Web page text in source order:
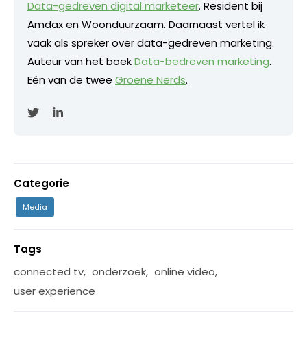
Data-gedreven digital marketeer. Resident bij
Amdax en Woonduurzaam. Daarnaast vertel ik
vaak als spreker over data-gedreven marketing.
Auteur van het boekData-bedreven marketing.
Eén van de twee Groene Nerds.
Categorie
Media
Tags
connected tv, onderzoek, online video,
user experience